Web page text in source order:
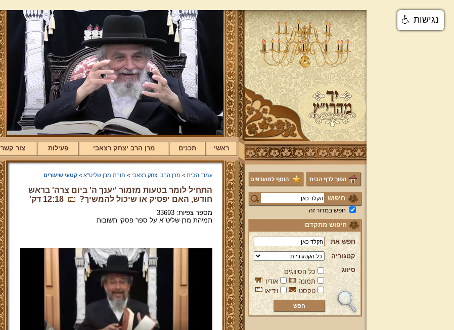
ראשי תכנים מרן הרב יצחק רצאבי פעילות צור קשר
הפוך לדף הבית הוסף למועדפים
חיפוש
חפש במדור זה
חיפוש מתקדם
חפש את
קטגוריה
סיווג
כל הסיווגים
תמונה
אודיו
טקסט
וידיאו
עמוד הבית > מרן הרב יצחק רצאבי > תורת מרן שליט"א >קטעי שיעורים
התחיל לומר בטעות מזמור 'יענך ה' ביום צרה' בראש
חודש, האם יפסיק או שיכול להמשיך?
12:18 דק'
מספר צפיות: 33693
תמיהת מרן שליט"א על ספר פסקי תשובות
נגישות